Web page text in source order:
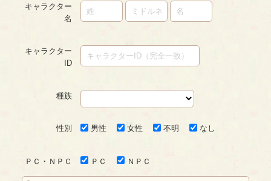
キャラクター
名
キャラクター
ID
種族
性別 男性 女性 不明 なし
ＰＣ・ＮＰＣ ＰＣ ＮＰＣ